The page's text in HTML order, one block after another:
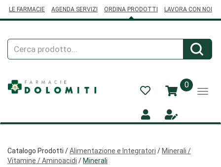
LE FARMACIE AGENDA SERVIZI ORDINA PRODOTTI LAVORA CON NOI
Cerca
Prodotto
0prodotti
inseriti
Catalogo Prodotti /Alimentazione e Integratori / Minerali /
Vitamine / Aminoacidi / Minerali